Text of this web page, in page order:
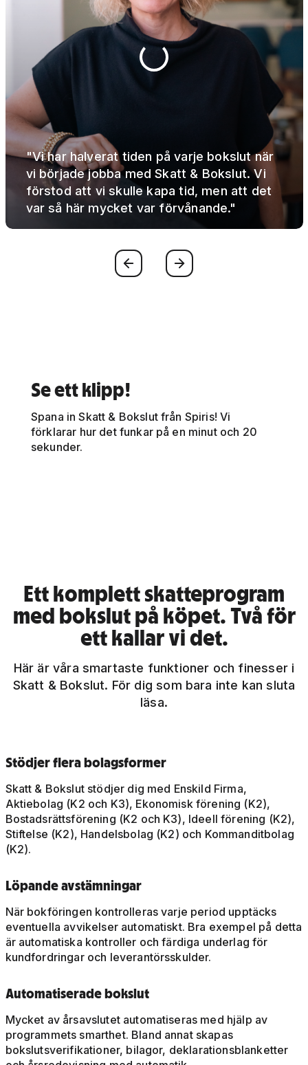
"Vi har halverat tiden på varje bokslut när
vi började jobba med Skatt & Bokslut. Vi
förstod att vi skulle kapa tid, men att det
var så här mycket var förvånande."
FöregåendeNästa
Se ett klipp!
Spana in Skatt & Bokslut från Spiris! Vi
förklarar hur det funkar på en minut och 20
sekunder.
Ett komplett skatteprogram
med bokslut på köpet. Två för
ett kallar vi det.
Här är våra smartaste funktioner och finesser i
Skatt & Bokslut. För dig som bara inte kan sluta
läsa.
Stödjer flera bolagsformer
Skatt & Bokslut stödjer dig med Enskild Firma,
Aktiebolag (K2 och K3), Ekonomisk förening (K2),
Bostadsrättsförening (K2 och K3), Ideell förening (K2),
Stiftelse (K2), Handelsbolag (K2) och Kommanditbolag
(K2).
Löpande avstämningar
När bokföringen kontrolleras varje period upptäcks
eventuella avvikelser automatiskt. Bra exempel på detta
är automatiska kontroller och färdiga underlag för
kundfordringar och leverantörsskulder.
Automatiserade bokslut
Mycket av årsavslutet automatiseras med hjälp av
programmets smarthet. Bland annat skapas
bokslutsverifikationer, bilagor, deklarationsblanketter